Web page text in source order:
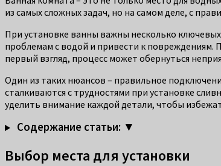
из самых сложных задач, но на самом деле, с
При установке ванны важны несколько
проблемам с водой и привести к повреждениям.
первый взгляд, процесс может обернуться
Один из таких нюансов – правильное
сталкиваются с трудностями при установке
уделить внимание каждой детали, чтобы
Содержание статьи: ▼
Выбор места для установки